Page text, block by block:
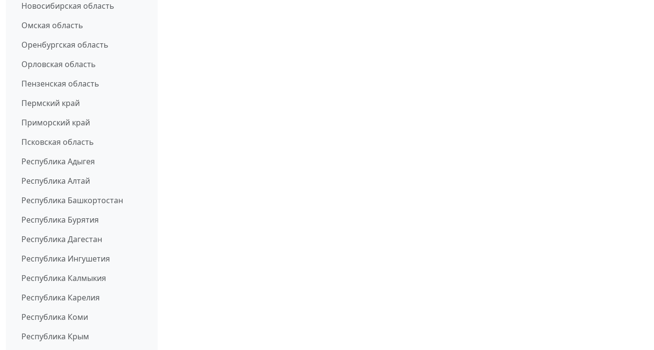
Новосибирская область
Омская область
Оренбургская область
Орловская область
Пензенская область
Пермский край
Приморский край
Псковская область
Республика Адыгея
Республика Алтай
Республика Башкортостан
Республика Бурятия
Республика Дагестан
Республика Ингушетия
Республика Калмыкия
Республика Карелия
Республика Коми
Республика Крым